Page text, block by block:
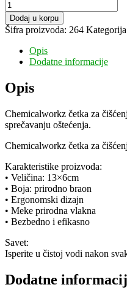
Chemicalworkz
Četka
za
Kožu
LCB
količina
Dodaj u korpu
Šifra proizvoda: 264
Opis
Dodatne informacije
Opis
Chemicalworkz četka za
sprečavanju oštećenja.
Chemicalworkz četka za
Karakteristike proizvoda:
• Veličina: 13×6cm
• Boja: prirodno braon
• Ergonomski dizajn
• Meke prirodna vlakna
• Bezbedno i efikasno
Savet:
Isperite u čistoj vodi nakon
Dodatne